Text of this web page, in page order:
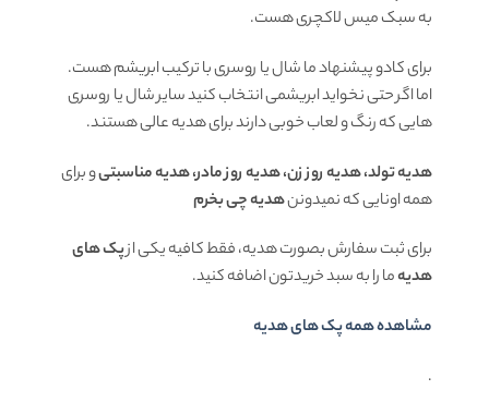
به سبک میس لاکچری هست.
برای کادو پیشنهاد ما شال یا روسری با ترکیب ابریشم هست.
اما اگر حتی نخواید ابریشمی انتخاب کنید سایر شال یا روسری
هایی که رنگ و لعاب خوبی دارند برای هدیه عالی هستند.
هدیه تولد، هدیه روز زن، هدیه روز مادر، هدیه مناسبتیو برای
همه اونایی که نمیدوننهدیه چی بخرم
برای ثبت سفارش بصورت هدیه، فقط کافیه یکی ازپک های
هدیهما را به سبد خریدتون اضافه کنید.
مشاهده همه پک های هدیه
.